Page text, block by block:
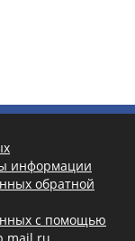
информации
обратной
с помощью